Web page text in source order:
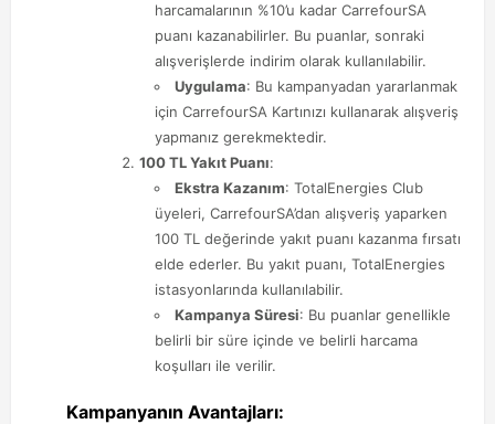
harcamalarının %10’u kadar CarrefourSA
puanı kazanabilirler. Bu puanlar, sonraki
alışverişlerde indirim olarak kullanılabilir.
Uygulama: Bu kampanyadan yararlanmak
için CarrefourSA Kartınızı kullanarak alışveriş
yapmanız gerekmektedir.
100 TL Yakıt Puanı:
Ekstra Kazanım: TotalEnergies Club
üyeleri, CarrefourSA’dan alışveriş yaparken
100 TL değerinde yakıt puanı kazanma fırsatı
elde ederler. Bu yakıt puanı, TotalEnergies
istasyonlarında kullanılabilir.
Kampanya Süresi: Bu puanlar genellikle
belirli bir süre içinde ve belirli harcama
koşulları ile verilir.
Kampanyanın Avantajları: